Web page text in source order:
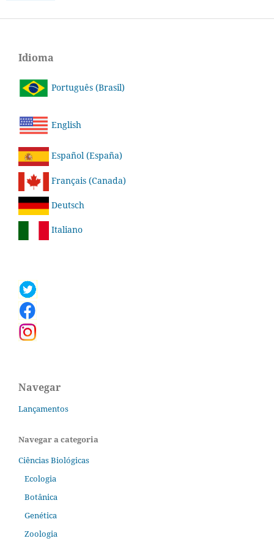
Idioma
Português (Brasil)
English
Español (España)
Français (Canada)
Deutsch
Italiano
Navegar
Lançamentos
Navegar a categoria
Ciências Biológicas
Ecologia
Botânica
Genética
Zoologia